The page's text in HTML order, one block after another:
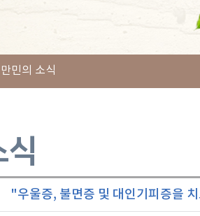
의 소식
"우울증, 불면증 및 대인기피증을